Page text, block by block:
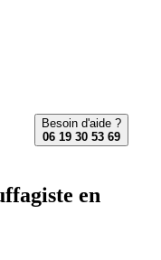
Besoin d'aide ?
06 19 30 53 69
en